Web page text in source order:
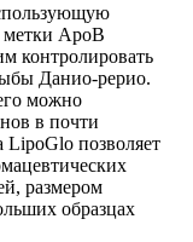
ApoB
контролировать
Данио-рерио.
можно
в почти
LipoGlo позволяет
размером
образцах